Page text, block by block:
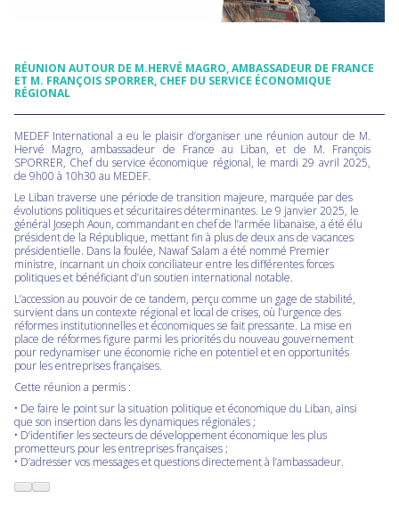
RÉUNION AUTOUR DE M.HERVÉ MAGRO, AMBASSADEUR DE FRANCE
ET M. FRANÇOIS SPORRER, CHEF DU SERVICE ÉCONOMIQUE
RÉGIONAL
MEDEF International a eu le plaisir d’organiser une réunion autour de M.
Hervé Magro, ambassadeur de France au Liban, et de M. François
SPORRER, Chef du service économique régional, le mardi 29 avril 2025,
de 9h00 à 10h30 au MEDEF.
Le Liban traverse une période de transition majeure, marquée par des
évolutions politiques et sécuritaires déterminantes. Le 9 janvier 2025, le
général Joseph Aoun, commandant en chef de l’armée libanaise, a été élu
président de la République, mettant fin à plus de deux ans de vacances
présidentielle. Dans la foulée, Nawaf Salam a été nommé Premier
ministre, incarnant un choix conciliateur entre les différentes forces
politiques et bénéficiant d’un soutien international notable.
L’accession au pouvoir de ce tandem, perçu comme un gage de stabilité,
survient dans un contexte régional et local de crises, où l’urgence des
réformes institutionnelles et économiques se fait pressante. La mise en
place de réformes figure parmi les priorités du nouveau gouvernement
pour redynamiser une économie riche en potentiel et en opportunités
pour les entreprises françaises.
Cette réunion a permis :
• De faire le point sur la situation politique et économique du Liban, ainsi
que son insertion dans les dynamiques régionales ;
• D’identifier les secteurs de développement économique les plus
prometteurs pour les entreprises françaises ;
• D’adresser vos messages et questions directement à l’ambassadeur.